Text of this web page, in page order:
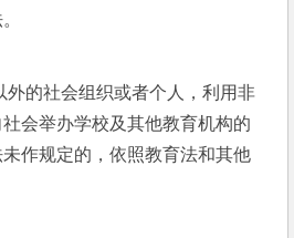
外的社会组织或者个人，利用非
会举办学校及其他教育机构的
作规定的，依照教育法和其他